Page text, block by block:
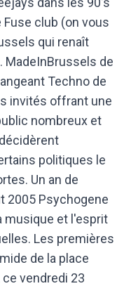
Fuse club (on vous
qui renaît
MadeInBrussels de
Techno de
invités offrant une
nombreux et
politiques le
Un an de
2005 Psychogene
musique et l'esprit
Les premières
de la place
vendredi 23